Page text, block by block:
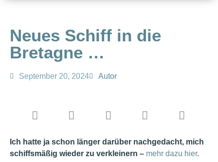
Neues Schiff in die
Bretagne …
September 20, 2024 Autor
Ich hatte ja schon länger darüber nachgedacht, mich
schiffsmäßig wieder zu verkleinern – mehr dazu hier.